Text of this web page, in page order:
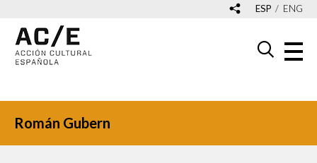
ESP ENG
Román Gubern